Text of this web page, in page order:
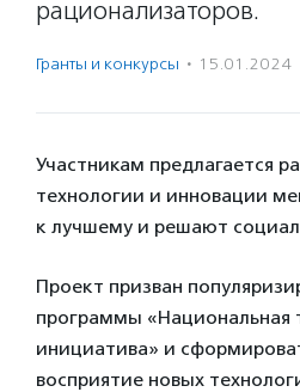
рационализаторов.
Гранты и конкурсы · 15.01.2024
Участникам предлагается
технологии и инновации
к лучшему и решают
Проект призван
программы «Национальная
инициатива» и
восприятие новых